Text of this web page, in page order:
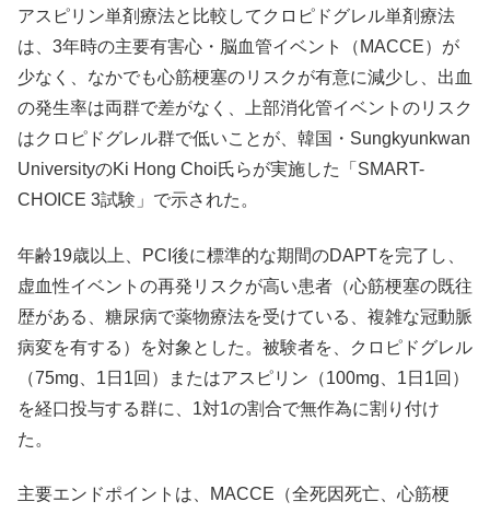
アスピリン単剤療法と比較してクロピドグレル単剤療法
は、3年時の主要有害心・脳血管イベント（MACCE）が
少なく、なかでも心筋梗塞のリスクが有意に減少し、出血
の発生率は両群で差がなく、上部消化管イベントのリスク
はクロピドグレル群で低いことが、韓国・Sungkyunkwan
UniversityのKi Hong Choi氏らが実施した「SMART-
CHOICE 3試験」で示された。
年齢19歳以上、PCI後に標準的な期間のDAPTを完了し、
虚血性イベントの再発リスクが高い患者（心筋梗塞の既往
歴がある、糖尿病で薬物療法を受けている、複雑な冠動脈
病変を有する）を対象とした。被験者を、クロピドグレル
（75mg、1日1回）またはアスピリン（100mg、1日1回）
を経口投与する群に、1対1の割合で無作為に割り付け
た。
主要エンドポイントは、MACCE（全死因死亡、心筋梗